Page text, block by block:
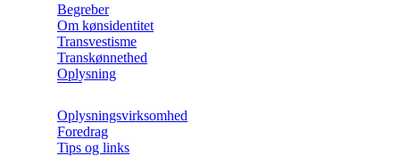
Begreber
Om kønsidentitet
Transvestisme
Transkønnethed
Oplysning
Oplysningsvirksomhed
Foredrag
Tips og links